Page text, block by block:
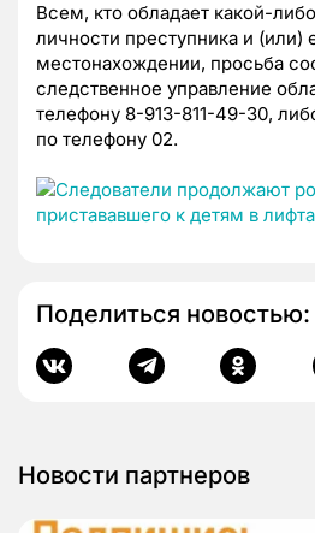
Всем, кто обладает какой-
личности преступника и
местонахождении, просьба
следственное управление
телефону 8-913-811-49-30,
по телефону 02.
Поделиться новостью:
Новости партнеров